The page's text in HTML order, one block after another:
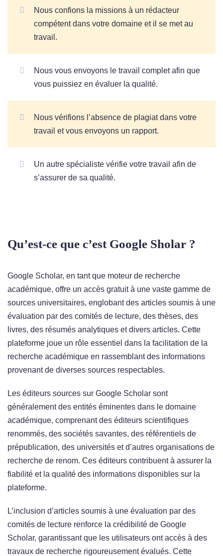
Nous confions la missions à un rédacteur
compétent dans votre domaine et il se met au
travail.
Nous vous envoyons le travail complet afin que
vous puissiez en évaluer la qualité.
Nous vérifions l’absence de plagiat dans votre
travail et vous envoyons un rapport.
Un autre spécialiste vérifie votre travail afin de
s’assurer de sa qualité.
Qu’est-ce que c’est Google Sholar ?
Google Scholar, en tant que moteur de recherche
académique, offre un accès gratuit à une vaste gamme de
sources universitaires, englobant des articles soumis à une
évaluation par des comités de lecture, des thèses, des
livres, des résumés analytiques et divers articles. Cette
plateforme joue un rôle essentiel dans la facilitation de la
recherche académique en rassemblant des informations
provenant de diverses sources respectables.
Les éditeurs sources sur Google Scholar sont
généralement des entités éminentes dans le domaine
académique, comprenant des éditeurs scientifiques
renommés, des sociétés savantes, des référentiels de
prépublication, des universités et d’autres organisations de
recherche de renom. Ces éditeurs contribuent à assurer la
fiabilité et la qualité des informations disponibles sur la
plateforme.
L’inclusion d’articles soumis à une évaluation par des
comités de lecture renforce la crédibilité de Google
Scholar, garantissant que les utilisateurs ont accès à des
travaux de recherche rigoureusement évalués. Cette